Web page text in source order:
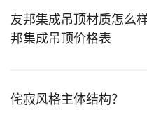
友邦集成吊顶材质怎么
邦集成吊顶价格表
侘寂风格主体结构？